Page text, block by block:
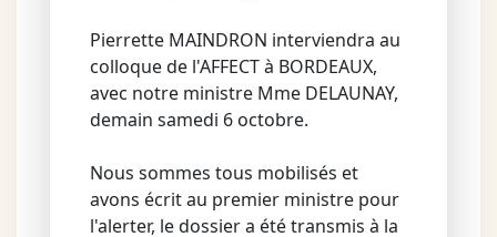
Pierrette MAINDRON interviendra au
colloque de l'AFFECT à BORDEAUX,
avec notre ministre Mme DELAUNAY,
demain samedi 6 octobre.
Nous sommes tous mobilisés et
avons écrit au premier ministre pour
l'alerter, le dossier a été transmis à la